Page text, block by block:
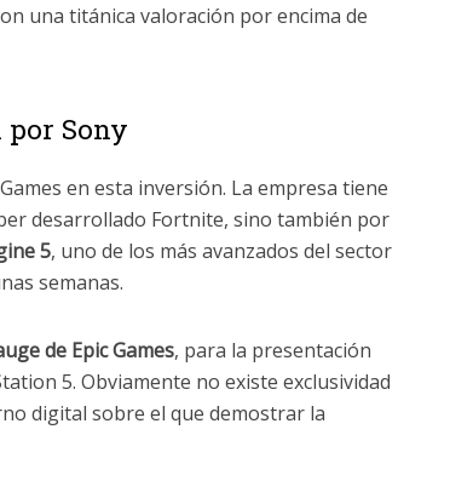
una titánica valoración por encima de
Sony
en esta inversión. La empresa tiene
desarrollado Fortnite, sino también por
5, uno de los más avanzados del sector
semanas.
de Epic Games, para la presentación
5. Obviamente no existe exclusividad
digital sobre el que demostrar la